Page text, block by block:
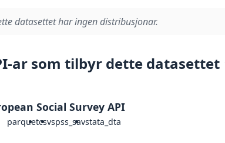
datasettet har ingen distribusjonar.
ar som tilbyr dette datasettet
Social Survey API
parquetcsvspss_savstata_dta